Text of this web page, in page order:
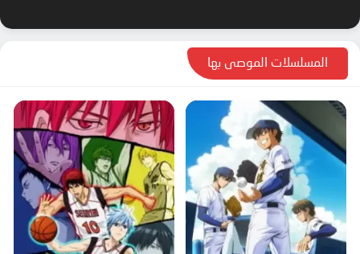
المسلسلات الموصى بها